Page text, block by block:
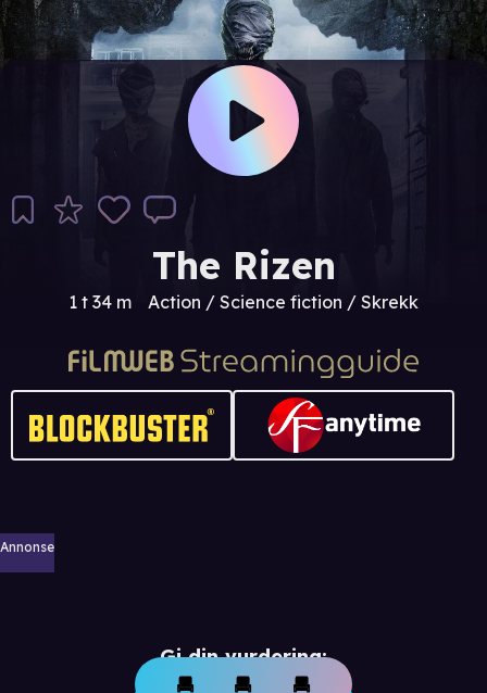
The Rizen
1 t 34 m Action / Science fiction / Skrekk
Annonse
Gi din vurdering: